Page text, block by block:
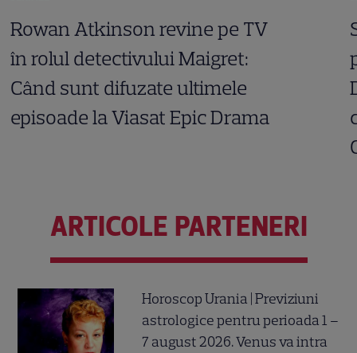
Rowan Atkinson revine pe TV
în rolul detectivului Maigret:
Când sunt difuzate ultimele
episoade la Viasat Epic Drama
ARTICOLE PARTENERI
Horoscop Urania | Previziuni
astrologice pentru perioada 1 –
7 august 2026. Venus va intra